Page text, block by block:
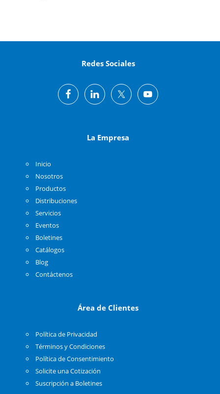
Redes Sociales
La Empresa
Inicio
Nosotros
Productos
Distribuciones
Servicios
Eventos
Boletines
Catálogos
Blog
Contáctenos
Área de Clientes
Política de Privacidad
Términos y Condiciones
Política de Consentimiento
Solicite una Cotización
Suscripción a Boletines